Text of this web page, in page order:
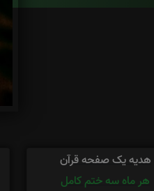
هدیه یک صفحه قرآن
هر ماه سه ختم کامل